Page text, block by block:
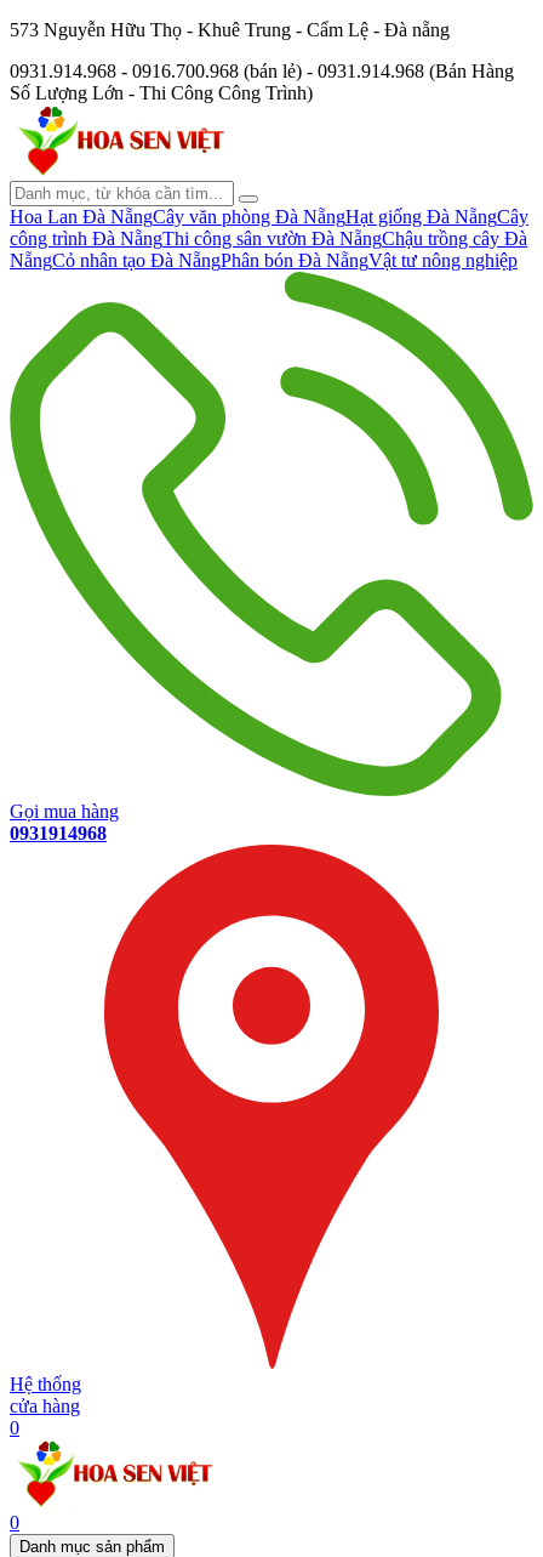
573 Nguyễn Hữu Thọ - Khuê Trung - Cẩm Lệ - Đà nẵng
0931.914.968 - 0916.700.968 (bán lẻ) - 0931.914.968 (Bán Hàng
Số Lượng Lớn - Thi Công Công Trình)
Hoa Lan Đà NẵngCây văn phòng Đà NẵngHạt giống Đà NẵngCây
công trình Đà NẵngThi công sân vườn Đà NẵngChậu trồng cây Đà
NẵngCỏ nhân tạo Đà NẵngPhân bón Đà NẵngVật tư nông nghiệp
Gọi mua hàng
0931914968
Hệ thống
cửa hàng
0
0
Danh mục sản phẩm